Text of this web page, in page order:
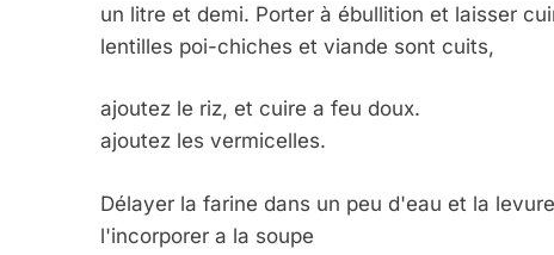
un litre et demi. Porter à ébullition et laisser
lentilles poi-chiches et viande sont cuits,
ajoutez le riz, et cuire a feu doux.
ajoutez les vermicelles.
Délayer la farine dans un peu d'eau et la
l'incorporer a la soupe
6
FIÈRE, DIGNE ET